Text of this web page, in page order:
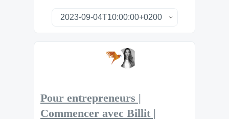
Pour entrepreneurs |
Commencer avec Billit |